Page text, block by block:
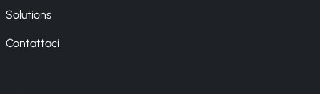
Solutions
Contattaci